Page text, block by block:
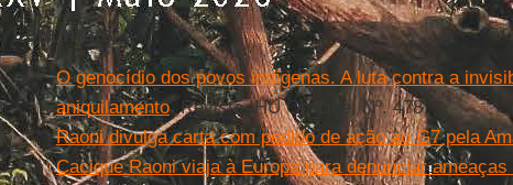
Leia mais
O genocídio dos povos indígenas. A luta contra a
aniquilamento. Revista IHU On-Line, Nº. 478
Raoni divulga carta com pedido de ação ao G7 pela
Cacique Raoni viaja à Europa para denunciar ameaças